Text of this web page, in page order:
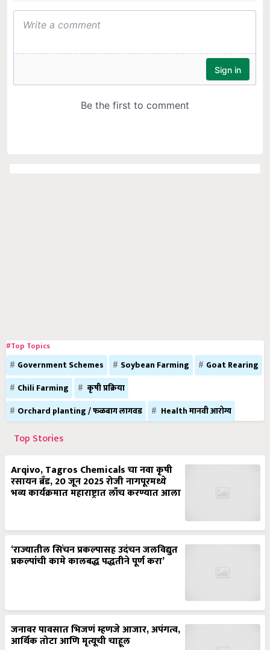
#Top Topics
Government Schemes Soybean Farming
Goat Rearing
Chili Farming
कृषी प्रक्रिया
Orchard planting / फळबाग लागवड
Health मानवी आरोग्य
Top Stories
Arqivo, Tagros Chemicals चा नवा कृषी
रसायन ब्रँड, 20 जून 2025 रोजी नागपूरमध्ये
भव्य कार्यक्रमात महाराष्ट्रात लाँच करण्यात आला
‘राज्यातील सिंचन प्रकल्पासह उदंचन जलविद्युत
प्रकल्पांची कामे कालबद्ध पद्धतीने पूर्ण करा’
जनावर पावसात भिजणं म्हणजे आजार, अपंगत्व,
आर्थिक तोटा आणि मृत्यूची चाहूल